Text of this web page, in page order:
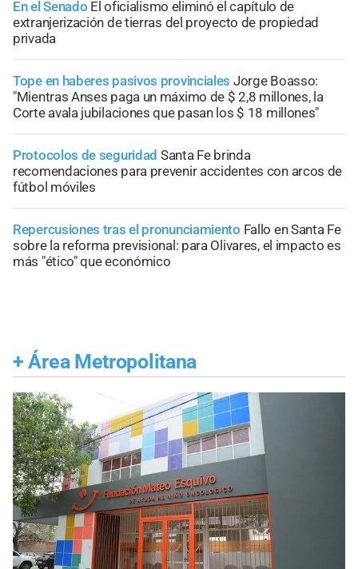
En el Senado El oficialismo eliminó el capítulo de
extranjerización de tierras del proyecto de propiedad
privada
Tope en haberes pasivos provinciales Jorge Boasso:
"Mientras Anses paga un máximo de $ 2,8 millones, la
Corte avala jubilaciones que pasan los $ 18 millones"
Protocolos de seguridad Santa Fe brinda
recomendaciones para prevenir accidentes con arcos de
fútbol móviles
Repercusiones tras el pronunciamiento Fallo en Santa Fe
sobre la reforma previsional: para Olivares, el impacto es
más "ético" que económico
+ Área Metropolitana